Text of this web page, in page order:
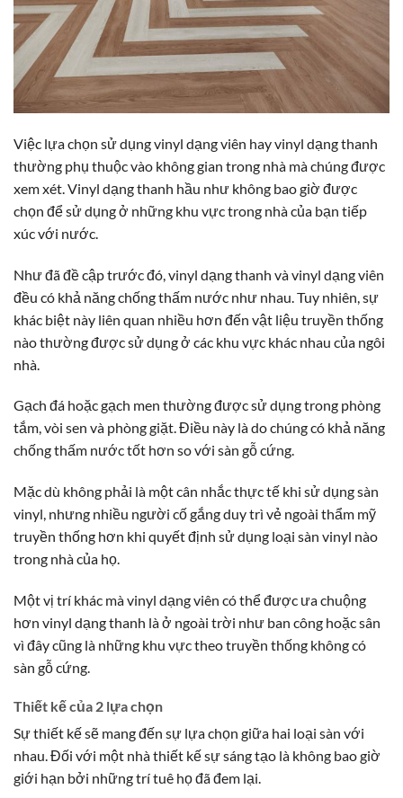
Việc lựa chọn sử dụng vinyl dạng viên hay vinyl dạng thanh
thường phụ thuộc vào không gian trong nhà mà chúng được
xem xét. Vinyl dạng thanh hầu như không bao giờ được
chọn để sử dụng ở những khu vực trong nhà của bạn tiếp
xúc với nước.
Như đã đề cập trước đó, vinyl dạng thanh và vinyl dạng viên
đều có khả năng chống thấm nước như nhau. Tuy nhiên, sự
khác biệt này liên quan nhiều hơn đến vật liệu truyền thống
nào thường được sử dụng ở các khu vực khác nhau của ngôi
nhà.
Gạch đá hoặc gạch men thường được sử dụng trong phòng
tắm, vòi sen và phòng giặt. Điều này là do chúng có khả năng
chống thấm nước tốt hơn so với sàn gỗ cứng.
Mặc dù không phải là một cân nhắc thực tế khi sử dụng sàn
vinyl, nhưng nhiều người cố gắng duy trì vẻ ngoài thẩm mỹ
truyền thống hơn khi quyết định sử dụng loại sàn vinyl nào
trong nhà của họ.
Một vị trí khác mà vinyl dạng viên có thể được ưa chuộng
hơn vinyl dạng thanh là ở ngoài trời như ban công hoặc sân
vì đây cũng là những khu vực theo truyền thống không có
sàn gỗ cứng.
Thiết kế của 2 lựa chọn
Sự thiết kế sẽ mang đến sự lựa chọn giữa hai loại sàn với
nhau. Đối với một nhà thiết kế sự sáng tạo là không bao giờ
giới hạn bởi những trí tuê họ đã đem lại.